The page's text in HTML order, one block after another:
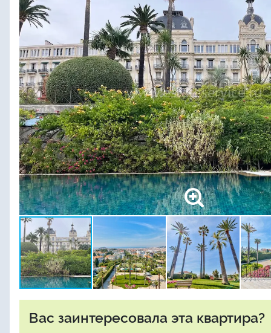
Вас заинтересовала эта квартира?